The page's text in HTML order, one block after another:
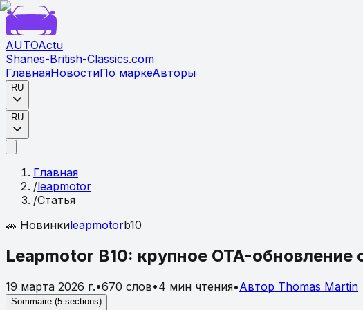
AUTOActu
Shanes-British-Classics.com
ГлавнаяНовостиПо маркеАвторы
RU
RU
Главная
/leapmotor
/Статья
🚗 Новинкиleapmotorb10
Leapmotor B10: крупное OTA-
19 марта 2026 г.•670 слов•4 мин чтения•Автор Thomas Martin
Sommaire (5 sections)